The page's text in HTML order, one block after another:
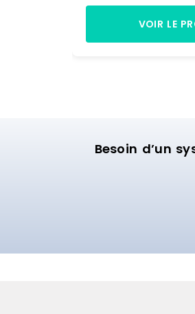
L. 300 x P. 500 mm)
Hors tout : L. 1090 x
mm> Poids : 60 kg.
VOIR LE
Besoin d’un